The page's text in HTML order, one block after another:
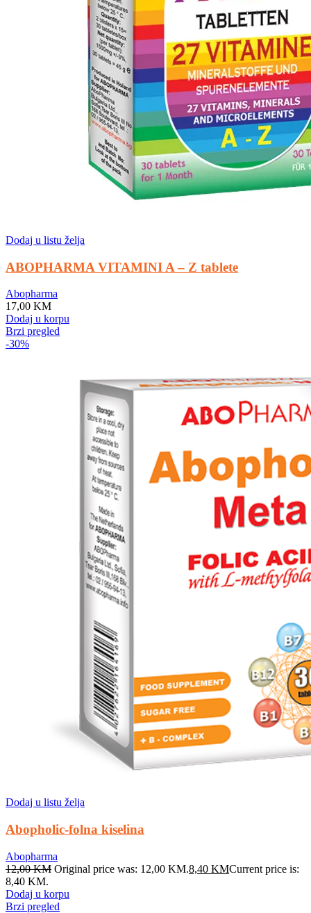
Dodaj u listu želja
ABOPHARMA VITAMINI A – Z tablete
Abopharma
17,00 KM
Dodaj u korpu
Brzi pregled
-30%
Dodaj u listu želja
Abopholic-folna kiselina
Abopharma
12,00KM Original price was: 12,00 KM.8,40 KMCurrent price is:
8,40 KM.
Dodaj u korpu
Brzi pregled